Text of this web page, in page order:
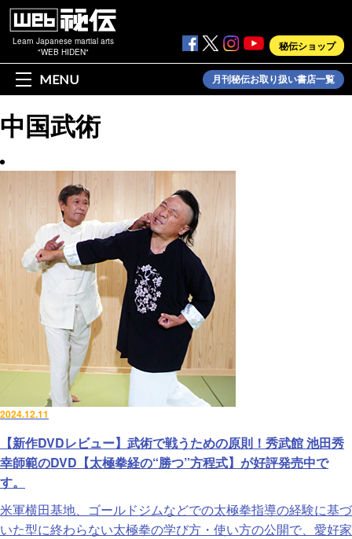
Learn Japanese martial arts
"WEB HIDEN"
秘伝ショップ
MENU 月刊秘伝お取り扱い書店一覧
中国武術
2024.12.11
【新作DVDレビュー】武術で戦うための原則！秀武館 池田秀
幸師範のDVD【太極拳経の“勝つ”方程式】が好評発売中で
す。
米軍横田基地、ゴールドジムなどでの太極拳指導の経験に基づ
いた型に終わらない太極拳の学び方・使い方の公開で、愛好家